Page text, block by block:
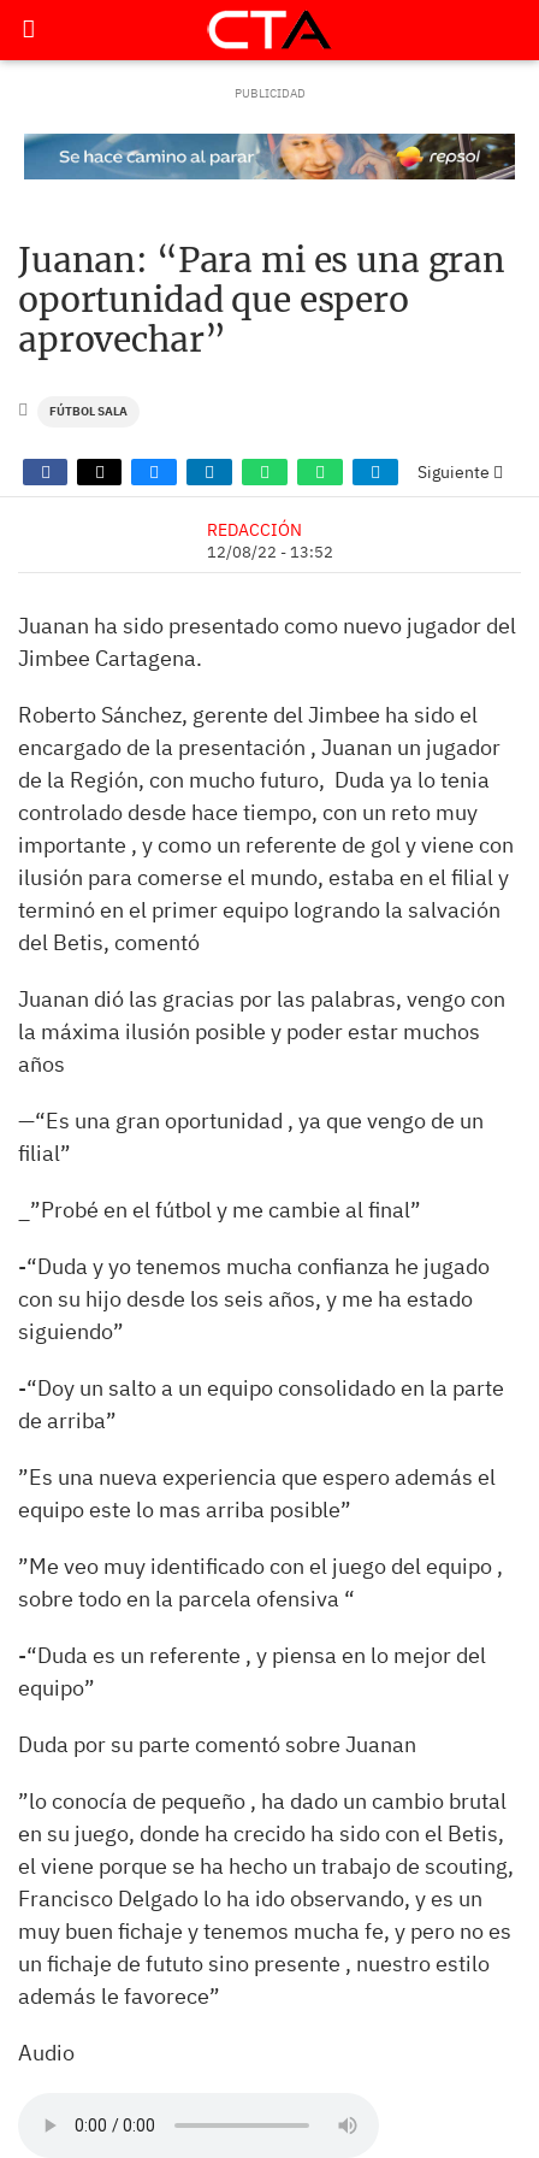
Juanan: “Para mi es una gran
oportunidad que espero
aprovechar”
FÚTBOL SALA
Siguiente
REDACCIÓN
12/08/22 - 13:52
Juanan ha sido presentado como nuevo jugador del
Jimbee Cartagena.
Roberto Sánchez, gerente del Jimbee ha sido el
encargado de la presentación , Juanan un jugador
de la Región, con mucho futuro, Duda ya lo tenia
controlado desde hace tiempo, con un reto muy
importante , y como un referente de gol y viene con
ilusión para comerse el mundo, estaba en el filial y
terminó en el primer equipo logrando la salvación
del Betis, comentó
Juanan dió las gracias por las palabras, vengo con
la máxima ilusión posible y poder estar muchos
años
—“Es una gran oportunidad , ya que vengo de un
filial”
_”Probé en el fútbol y me cambie al final”
-“Duda y yo tenemos mucha confianza he jugado
con su hijo desde los seis años, y me ha estado
siguiendo”
-“Doy un salto a un equipo consolidado en la parte
de arriba”
”Es una nueva experiencia que espero además el
equipo este lo mas arriba posible”
”Me veo muy identificado con el juego del equipo ,
sobre todo en la parcela ofensiva “
-“Duda es un referente , y piensa en lo mejor del
equipo”
Duda por su parte comentó sobre Juanan
”lo conocía de pequeño , ha dado un cambio brutal
en su juego, donde ha crecido ha sido con el Betis,
el viene porque se ha hecho un trabajo de scouting,
Francisco Delgado lo ha ido observando, y es un
muy buen fichaje y tenemos mucha fe, y pero no es
un fichaje de fututo sino presente , nuestro estilo
además le favorece”
Audio